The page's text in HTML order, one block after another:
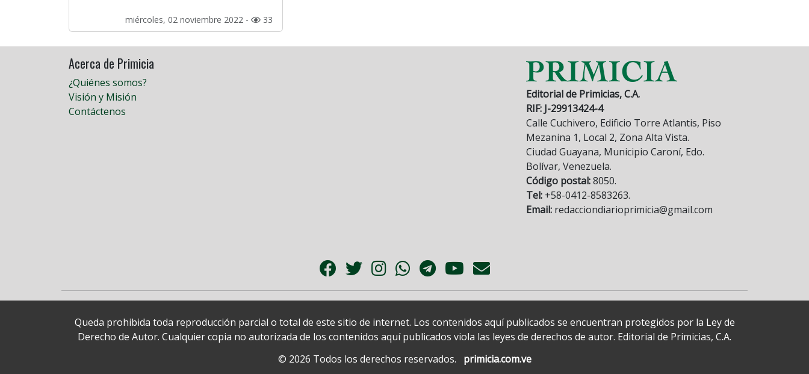
miércoles, 02 noviembre 2022 - 33
Acerca de Primicia
¿Quiénes somos?
Visión y Misión
Contáctenos
Editorial de Primicias, C.A.
RIF: J-29913424-4
Calle Cuchivero, Edificio Torre Atlantis, Piso
Mezanina 1, Local 2, Zona Alta Vista.
Ciudad Guayana, Municipio Caroní, Edo.
Bolívar, Venezuela.
Código postal:8050.
Tel: +58-0412-8583263.
Email: redacciondiarioprimicia@gmail.com
Queda prohibida toda reproducción parcial o total de este sitio de internet. Los contenidos aquí publicados se encuentran protegidos por la Ley de
Derecho de Autor. Cualquier copia no autorizada de los contenidos aquí publicados viola las leyes de derechos de autor. Editorial de Primicias, C.A.
© 2026 Todos los derechos reservados.
primicia.com.ve